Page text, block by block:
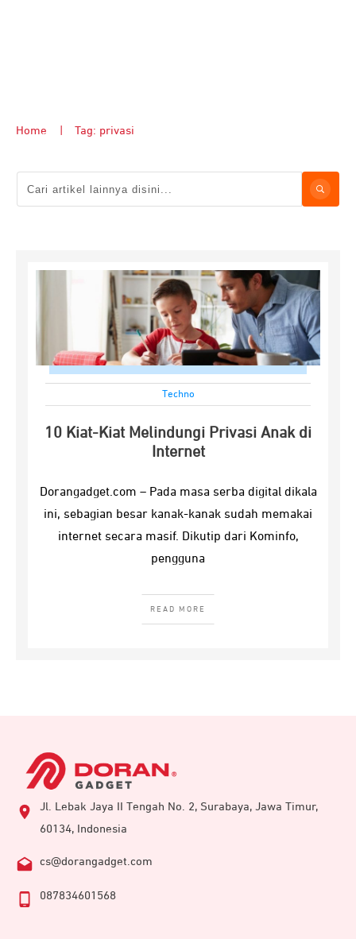
Home Tag: privasi
Techno
10 Kiat-Kiat Melindungi Privasi Anak di
Internet
Dorangadget.com – Pada masa serba digital dikala
ini, sebagian besar kanak-kanak sudah memakai
internet secara masif. Dikutip dari Kominfo,
pengguna
READ MORE
Jl. Lebak Jaya II Tengah No. 2, Surabaya, Jawa Timur,
60134, Indonesia
cs@dorangadget.com
087834601568